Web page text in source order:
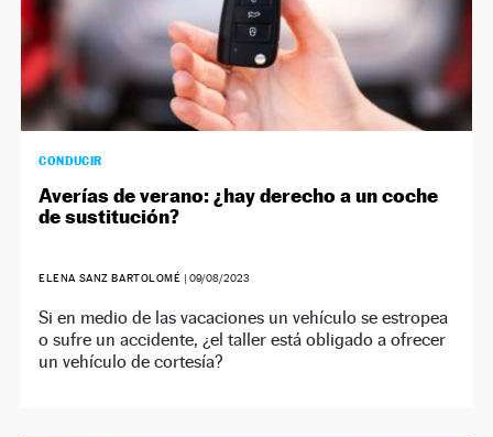
CONDUCIR
Averías de verano: ¿hay derecho a un coche
de sustitución?
ELENA SANZ BARTOLOMÉ | 09/08/2023
Si en medio de las vacaciones un vehículo se estropea
o sufre un accidente, ¿el taller está obligado a ofrecer
un vehículo de cortesía?